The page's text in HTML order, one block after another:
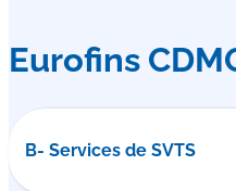
Eurofins
B- Services de SVTS